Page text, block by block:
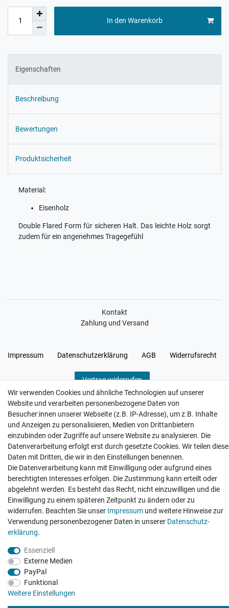
In den Warenkorb
Eigenschaften
Beschreibung
Bewertungen
Produktsicherheit
Material:
Eisenholz
Double Flared Form für sicheren Halt. Das leichte Holz sorgt
zudem für ein angenehmes Tragegefühl
Kontakt
Zahlung und Versand
Impressum Daten­schutz­erklärung AGB Widerrufs­recht
Vertrag widerrufen
Hatte etwas bestellt was fehlerhaft versendet
wurde. Mein Anliegen habe ich mitgeteilt und sofort
Er...
Datum der Veröffentlichung: 17.07.2026
Datum der Kauferfahrung: 10.07.2026
Wir verwenden Cookies und ähnliche Technologien auf unserer
Website und verarbeiten personenbezogene Daten von
Besucher:innen unserer Webseite (z.B. IP-Adresse), um z.B. Inhalte
und Anzeigen zu personalisieren, Medien von Drittanbietern
einzubinden oder Zugriffe auf unsere Website zu analysieren. Die
Datenverarbeitung erfolgt erst durch gesetzte Cookies. Wir teilen diese
Daten mit Dritten, die wir in den Einstellungen benennen.
Die Datenverarbeitung kann mit Einwilligung oder aufgrund eines
berechtigten Interesses erfolgen. Die Zustimmung kann erteilt oder
abgelehnt werden. Es besteht das Recht, nicht einzuwilligen und die
Einwilligung zu einem späteren Zeitpunkt zu ändern oder zu
widerrufen. Beachten Sie unser Impressum und weitere Hinweise zur
Verwendung personenbezogener Daten in unserer Daten­schutz­
erklärung.
Essenziell
Externe Medien
PayPal
Funktional
Weitere Einstellungen